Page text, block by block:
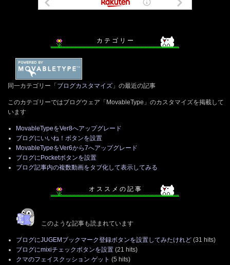
カ テ ゴ リ ー
同一カテゴリー「 ブログカスタマイズ 」の最近の記事
このカテゴリーではブログウェア「MovableType」のカスタマイズを掲載して
います
MovableTypeをVer8へアップグレード
ブログにいいね！ボタンを設置
MovableTypeをVer6から7へアップグレード
ブログにPocketボタンを設置
ブログ記事内の複数動画をタブ化して表示してみる
オ ス ス メ の 記 事
このような記事も読まれています
ブログにJUGEMブックマーク登録ボタンを設置してみたけれど (31 hits)
ブログにmixiチェックボタンを設置 (21 hits)
クマのフェイスクッション ゲット (5 hits)